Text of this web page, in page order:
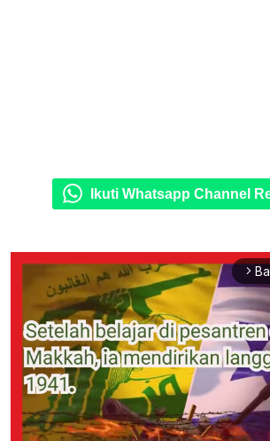
Ikuti Whatsapp Channel
arrow_forward_ios